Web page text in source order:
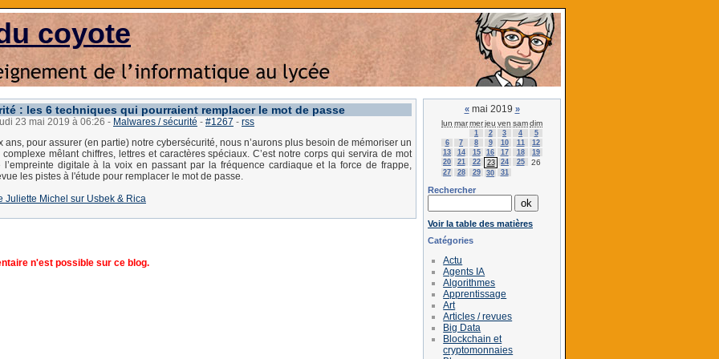
coyote
: les 6 techniques qui pourraient remplacer le mot de passe
23 mai 2019 à 06:26 - Malwares / sécurité - #1267 - rss
ans, pour assurer (en partie) notre cybersécurité, nous n’aurons plus besoin de mémoriser un
mêlant chiffres, lettres et caractères spéciaux. C’est notre corps qui servira de mot
l’empreinte digitale à la voix en passant par la fréquence cardiaque et la force de frappe,
les pistes à l'étude pour remplacer le mot de passe.
Juliette Michel sur Usbek & Rica
n'est possible sur ce blog.
«mai 2019 »
lun marmerjeu ven samdim
1 2 3 4
5
6
7 8 9 10 11
12
13
14 15 16 17 18
19
20
21 22 23 24 25 26
27 28 29 30 31
Rechercher
Voir la table des matières
Catégories
Actu
Agents IA
Algorithmes
Apprentissage
Art
Articles / revues
Big Data
Blockchain et
cryptomonnaies